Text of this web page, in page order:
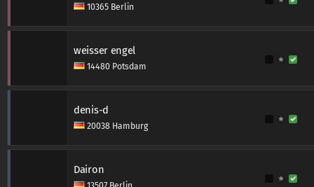
10365 Berlin
weisser engel
14480 Potsdam
denis-d
20038 Hamburg
Dairon